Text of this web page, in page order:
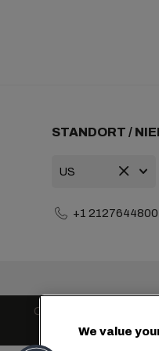
STANDORT /
+1 2127644800
Cookie-Einstellungen
We value